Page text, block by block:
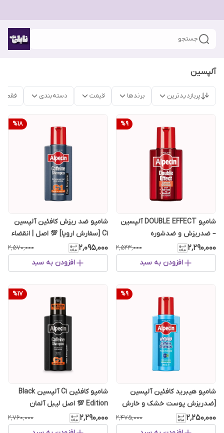
جستجو
آلپسین
پربازدیدترین برندها قیمت دسته‌بندی فقط
%9
شامپو DOUBLE EFFECT آلپسین
– ضدریزش و ضدشوره
۲٬۲۹۰٬۰۰۰ ۲٬۵۲۳٬۰۰۰
افزودن به سبد
%18
شامپو ضد ریزش کافئین آلپسین
C1 [سفارش اروپا] 💯 اصل | انقضاء
طولانی
۲٬۰۹۵٬۰۰۰ ۲٬۵۷۰٬۰۰۰
افزودن به سبد
%9
شامپو هیبرید کافئین آلپسین
[ضدریزش پوست خشک و خارش
دار]❗سفارش اروپا
۲٬۲۵۰٬۰۰۰ ۲٬۴۷۵٬۰۰۰
%17
شامپو کافئین C1 آلپسین Black
Edition 💯 اصل لیبل آلمان
۲٬۲۹۰٬۰۰۰ ۲٬۷۶۰٬۰۰۰